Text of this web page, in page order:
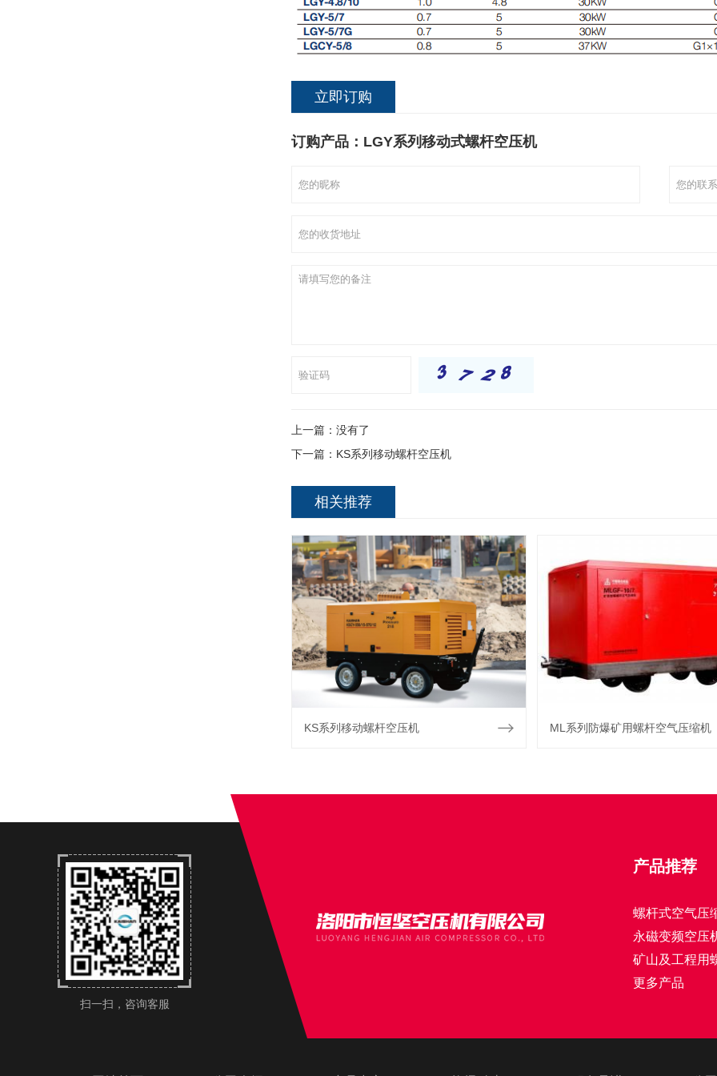
立即订购
订购产品：LGY系列移动式螺杆空压机
上一篇： 没有了
下一篇： KS系列移动螺杆空压机
相关推荐
KS系列移动螺杆空压机 ML系列防爆矿用螺杆空气压缩机
扫一扫，咨询客服
产品推荐
螺杆式空气压
永磁变频空压
矿山及工程用
更多产品